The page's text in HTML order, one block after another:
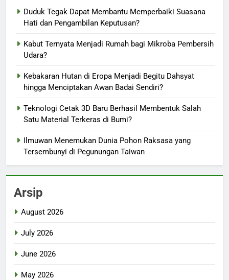
Duduk Tegak Dapat Membantu Memperbaiki Suasana
Hati dan Pengambilan Keputusan?
Kabut Ternyata Menjadi Rumah bagi Mikroba Pembersih
Udara?
Kebakaran Hutan di Eropa Menjadi Begitu Dahsyat
hingga Menciptakan Awan Badai Sendiri?
Teknologi Cetak 3D Baru Berhasil Membentuk Salah
Satu Material Terkeras di Bumi?
Ilmuwan Menemukan Dunia Pohon Raksasa yang
Tersembunyi di Pegunungan Taiwan
Arsip
August 2026
July 2026
June 2026
May 2026